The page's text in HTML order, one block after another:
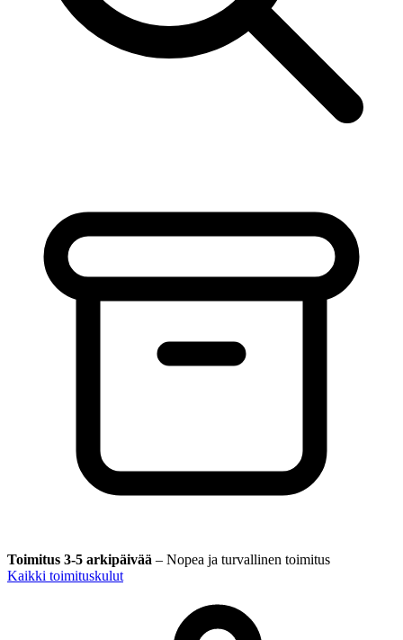
Toimitus 3-5 arkipäivää – Nopea ja turvallinen toimitus
Kaikki toimituskulut